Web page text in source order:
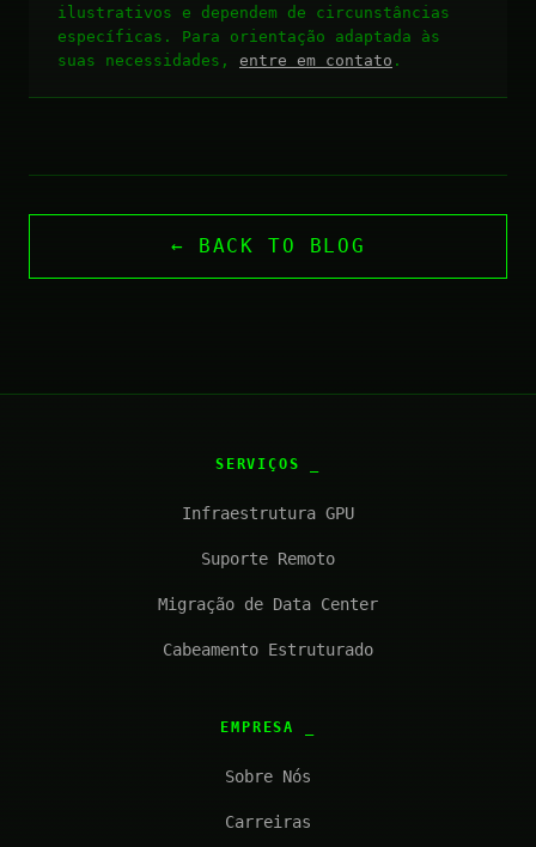
ilustrativos e dependem de circunstâncias
específicas. Para orientação adaptada às
suas necessidades, entre em contato .
← BACK TO BLOG
SERVIÇOS
Infraestrutura GPU
Suporte Remoto
Migração de Data Center
Cabeamento Estruturado
EMPRESA
Sobre Nós
Carreiras